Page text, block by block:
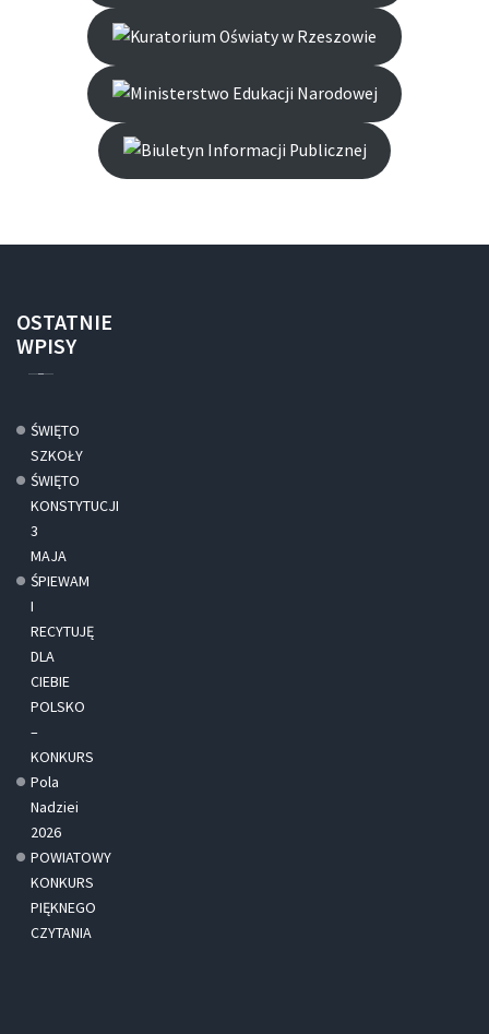
OSTATNIE
WPISY
ŚWIĘTO
SZKOŁY
ŚWIĘTO
KONSTYTUCJI
3
MAJA
ŚPIEWAM
I
RECYTUJĘ
DLA
CIEBIE
POLSKO
–
KONKURS
Pola
Nadziei
2026
POWIATOWY
KONKURS
PIĘKNEGO
CZYTANIA